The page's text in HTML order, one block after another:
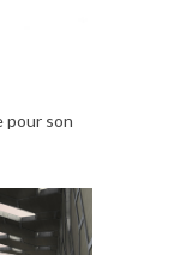
pour son